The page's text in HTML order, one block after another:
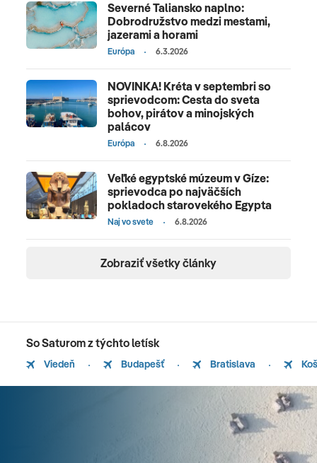
Severné Taliansko naplno:
Dobrodružstvo medzi mestami,
jazerami a horami
Európa 6.3.2026
NOVINKA! Kréta v septembri so
sprievodcom: Cesta do sveta
bohov, pirátov a minojských
palácov
Európa 6.8.2026
Veľké egyptské múzeum v Gíze:
sprievodca po najväčších
pokladoch starovekého Egypta
Naj vo svete 6.8.2026
Zobraziť všetky články
So Saturom z týchto letísk
Viedeň Budapešť Bratislava